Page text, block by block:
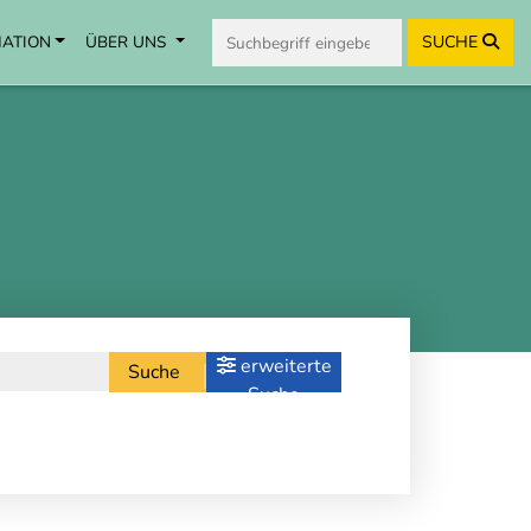
ÜBER UNS SUCHE
Suche
erweiterte
Suche